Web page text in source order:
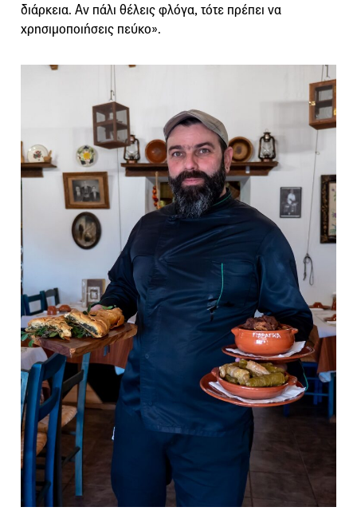
διάρκεια. Αν πάλι θέλεις φλόγα, τότε πρέπει να
χρησιμοποιήσεις πεύκο».